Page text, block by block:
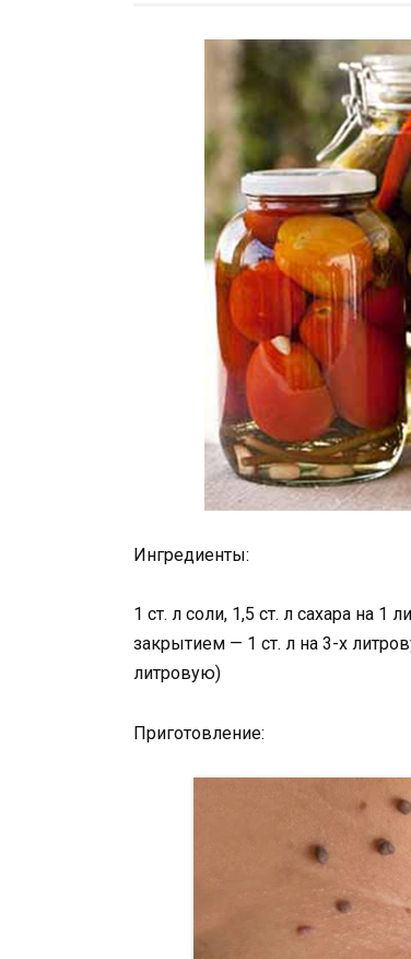
Ингредиенты:
1 ст. л соли, 1,5 ст. л сахара на
закрытием — 1 ст. л на 3-х
литровую)
Приготовление: